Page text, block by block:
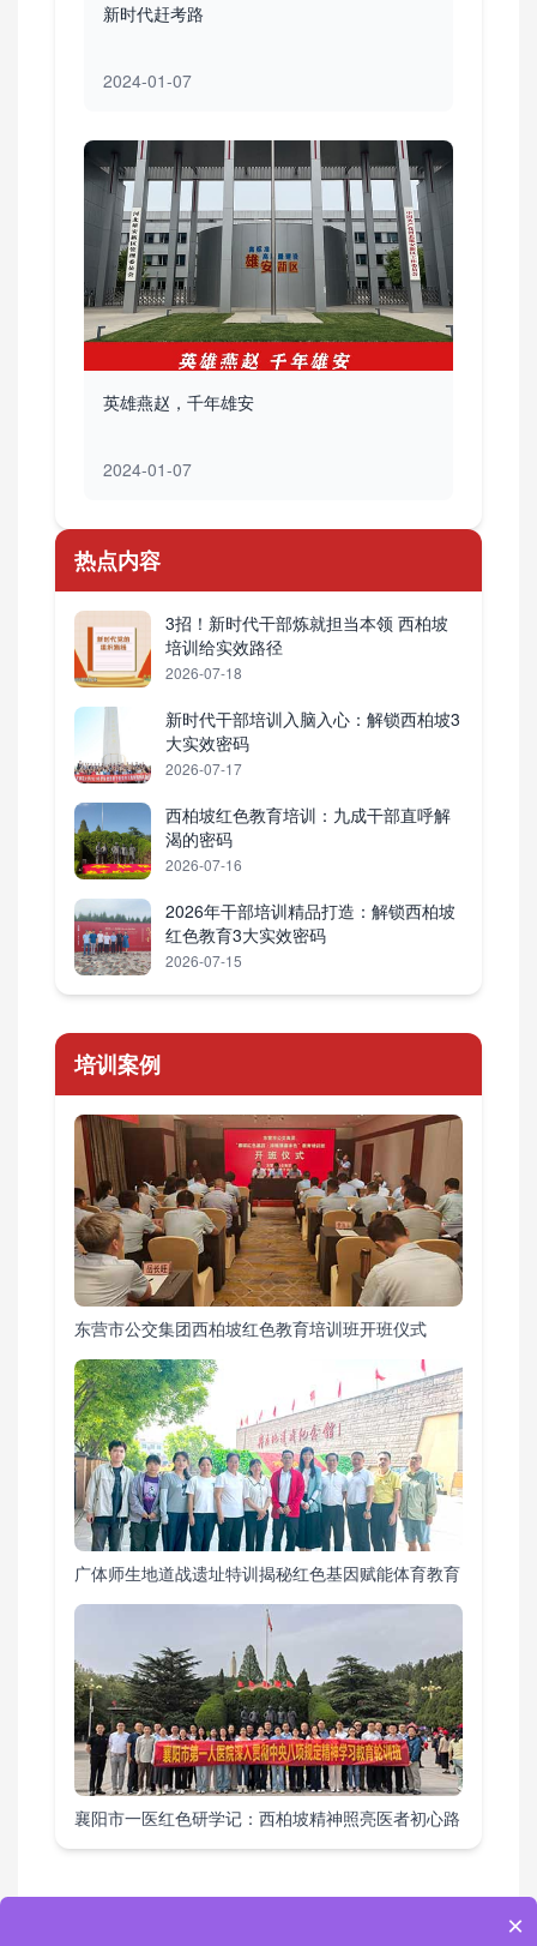
新时代赶考路
2024-01-07
英雄燕赵，千年雄安
2024-01-07
热点内容
3招！新时代干部炼就担当本领 西柏坡
培训给实效路径
2026-07-18
新时代干部培训入脑入心：解锁西柏坡3
大实效密码
2026-07-17
西柏坡红色教育培训：九成干部直呼解
渴的密码
2026-07-16
2026年干部培训精品打造：解锁西柏坡
红色教育3大实效密码
2026-07-15
培训案例
东营市公交集团西柏坡红色教育培训班开班仪式
广体师生地道战遗址特训揭秘红色基因赋能体育教育
襄阳市一医红色研学记：西柏坡精神照亮医者初心路
×